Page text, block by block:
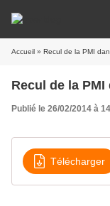
Accueil » Recul de la PMI
Recul de la
Publié le 26/02/2014 à
Télécharger